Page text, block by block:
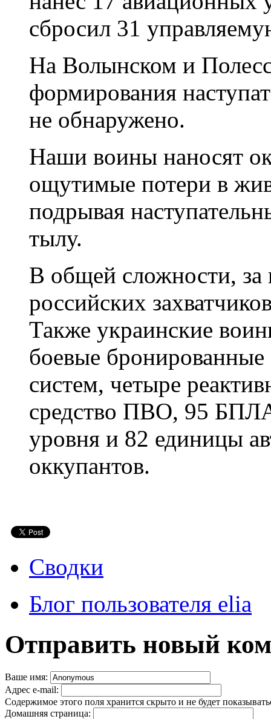
сбросил 31
На Волынском и
формирования
не обнаружено.
Наши воины наносят
ощутимые потери в
подрывая
тылу.
В общей сложности,
российских
Также украинские
боевые
систем, четыре
средство ПВО, 95 БПЛА
уровня и 82 единицы
оккупантов.
Сводки
Блог пользователя elia
Отправить новый
Ваше имя:
Адрес e-mail:
Содержимое этого поля хранится скрыто и не будет
Домашняя страница: